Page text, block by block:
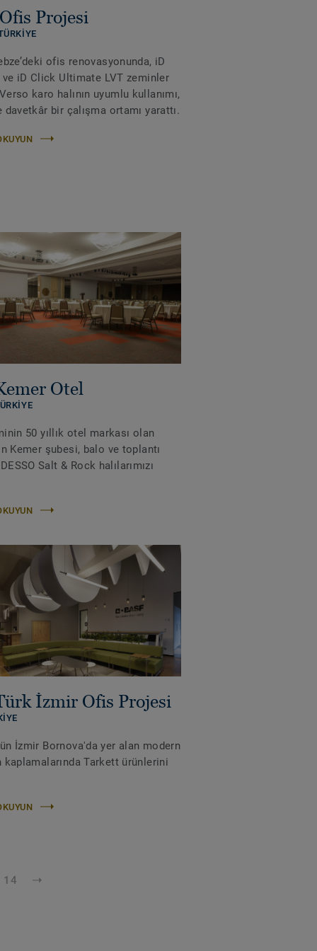
Projesi
ofis renovasyonunda, iD
iD Click Ultimate LVT zeminler
karo halının uyumlu kullanımı,
bir çalışma ortamı yarattı.
Otel
50 yıllık otel markası olan
Kemer şubesi, balo ve toplantı
Salt & Rock halılarımızı
İzmir Ofis Projesi
İzmir Bornova'da yer alan modern
Tarkett ürünlerini
14